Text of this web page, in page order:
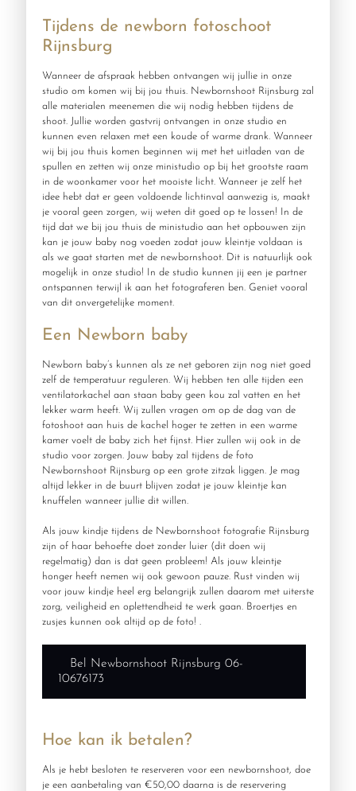
Tijdens de newborn fotoschoot
Rijnsburg
Wanneer de afspraak hebben ontvangen wij jullie in onze
studio om komen wij bij jou thuis. Newbornshoot Rijnsburg zal
alle materialen meenemen die wij nodig hebben tijdens de
shoot. Jullie worden gastvrij ontvangen in onze studio en
kunnen even relaxen met een koude of warme drank. Wanneer
wij bij jou thuis komen beginnen wij met het uitladen van de
spullen en zetten wij onze ministudio op bij het grootste raam
in de woonkamer voor het mooiste licht. Wanneer je zelf het
idee hebt dat er geen voldoende lichtinval aanwezig is, maakt
je vooral geen zorgen, wij weten dit goed op te lossen! In de
tijd dat we bij jou thuis de ministudio aan het opbouwen zijn
kan je jouw baby nog voeden zodat jouw kleintje voldaan is
als we gaat starten met de newbornshoot. Dit is natuurlijk ook
mogelijk in onze studio! In de studio kunnen jij een je partner
ontspannen terwijl ik aan het fotograferen ben. Geniet vooral
van dit onvergetelijke moment.
Een Newborn baby
Newborn baby’s kunnen als ze net geboren zijn nog niet goed
zelf de temperatuur reguleren. Wij hebben ten alle tijden een
ventilatorkachel aan staan baby geen kou zal vatten en het
lekker warm heeft. Wij zullen vragen om op de dag van de
fotoshoot aan huis de kachel hoger te zetten in een warme
kamer voelt de baby zich het fijnst. Hier zullen wij ook in de
studio voor zorgen. Jouw baby zal tijdens de foto
Newbornshoot Rijnsburg op een grote zitzak liggen. Je mag
altijd lekker in de buurt blijven zodat je jouw kleintje kan
knuffelen wanneer jullie dit willen.
Als jouw kindje tijdens de Newbornshoot fotografie Rijnsburg
zijn of haar behoefte doet zonder luier (dit doen wij
regelmatig) dan is dat geen probleem! Als jouw kleintje
honger heeft nemen wij ook gewoon pauze. Rust vinden wij
voor jouw kindje heel erg belangrijk zullen daarom met uiterste
zorg, veiligheid en oplettendheid te werk gaan. Broertjes en
zusjes kunnen ook altijd op de foto! .
Bel Newbornshoot Rijnsburg 06-
10676173
Hoe kan ik betalen?
Als je hebt besloten te reserveren voor een newbornshoot, doe
je een aanbetaling van €50,00 daarna is de reservering